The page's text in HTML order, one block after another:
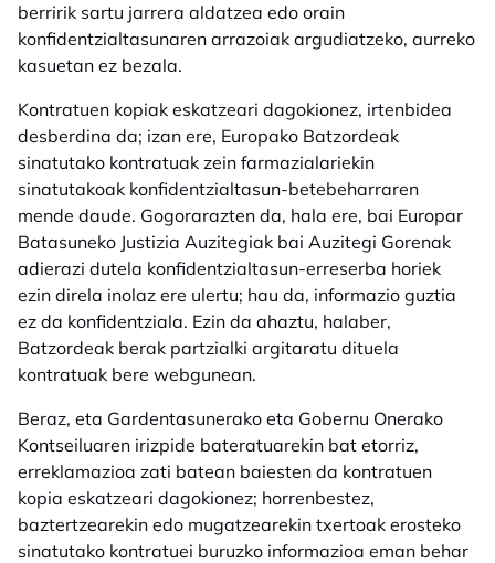
berririk sartu jarrera aldatzea edo orain
konfidentzialtasunaren arrazoiak argudiatzeko, aurreko
kasuetan ez bezala.
Kontratuen kopiak eskatzeari dagokionez, irtenbidea
desberdina da; izan ere, Europako Batzordeak
sinatutako kontratuak zein farmazialariekin
sinatutakoak konfidentzialtasun-betebeharraren
mende daude. Gogorarazten da, hala ere, bai Europar
Batasuneko Justizia Auzitegiak bai Auzitegi Gorenak
adierazi dutela konfidentzialtasun-erreserba horiek
ezin direla inolaz ere ulertu; hau da, informazio guztia
ez da konfidentziala. Ezin da ahaztu, halaber,
Batzordeak berak partzialki argitaratu dituela
kontratuak bere webgunean.
Beraz, eta Gardentasunerako eta Gobernu Onerako
Kontseiluaren irizpide bateratuarekin bat etorriz,
erreklamazioa zati batean baiesten da kontratuen
kopia eskatzeari dagokionez; horrenbestez,
baztertzearekin edo mugatzearekin txertoak erosteko
sinatutako kontratuei buruzko informazioa eman behar